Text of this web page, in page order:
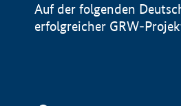
Auf der folgenden
erfolgreicher GRW-